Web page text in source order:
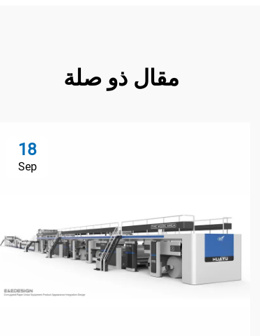
مقال ذو صلة
18
Sep